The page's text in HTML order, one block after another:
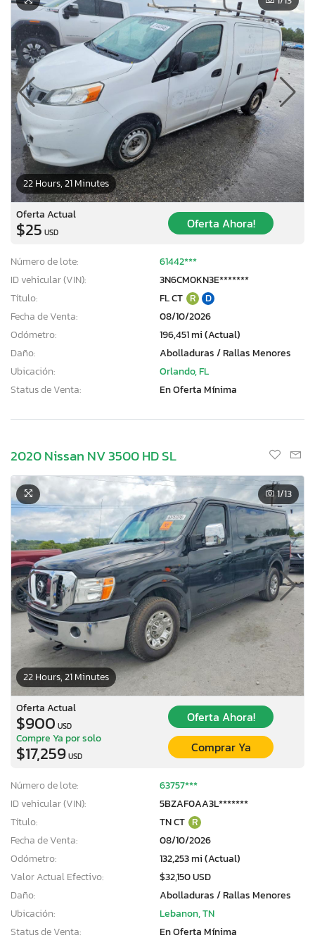
22 Hours, 21 Minutes
Oferta Actual
$25 USD
Oferta Ahora!
Número de lote:
61442***
ID vehicular (VIN):
3N6CM0KN3E*******
Título:
FL CT R
D
Fecha de Venta:
08/10/2026
Odómetro:
196,451 mi (Actual)
Daño:
Abolladuras / Rallas Menores
Ubicación:
Orlando, FL
Status de Venta:
En Oferta Mínima
2020 Nissan NV 3500 HD SL
22 Hours, 21 Minutes
1/13
Oferta Actual
$900 USD
Oferta Ahora!
Compre Ya por solo
$17,259USD
Comprar Ya
Número de lote:
63757***
ID vehicular (VIN):
5BZAF0AA3L*******
Título:
TN CT R
Fecha de Venta:
08/10/2026
Odómetro:
132,253 mi (Actual)
Valor Actual Efectivo:
$32,150 USD
Daño:
Abolladuras / Rallas Menores
Ubicación:
Lebanon, TN
Status de Venta:
En Oferta Mínima